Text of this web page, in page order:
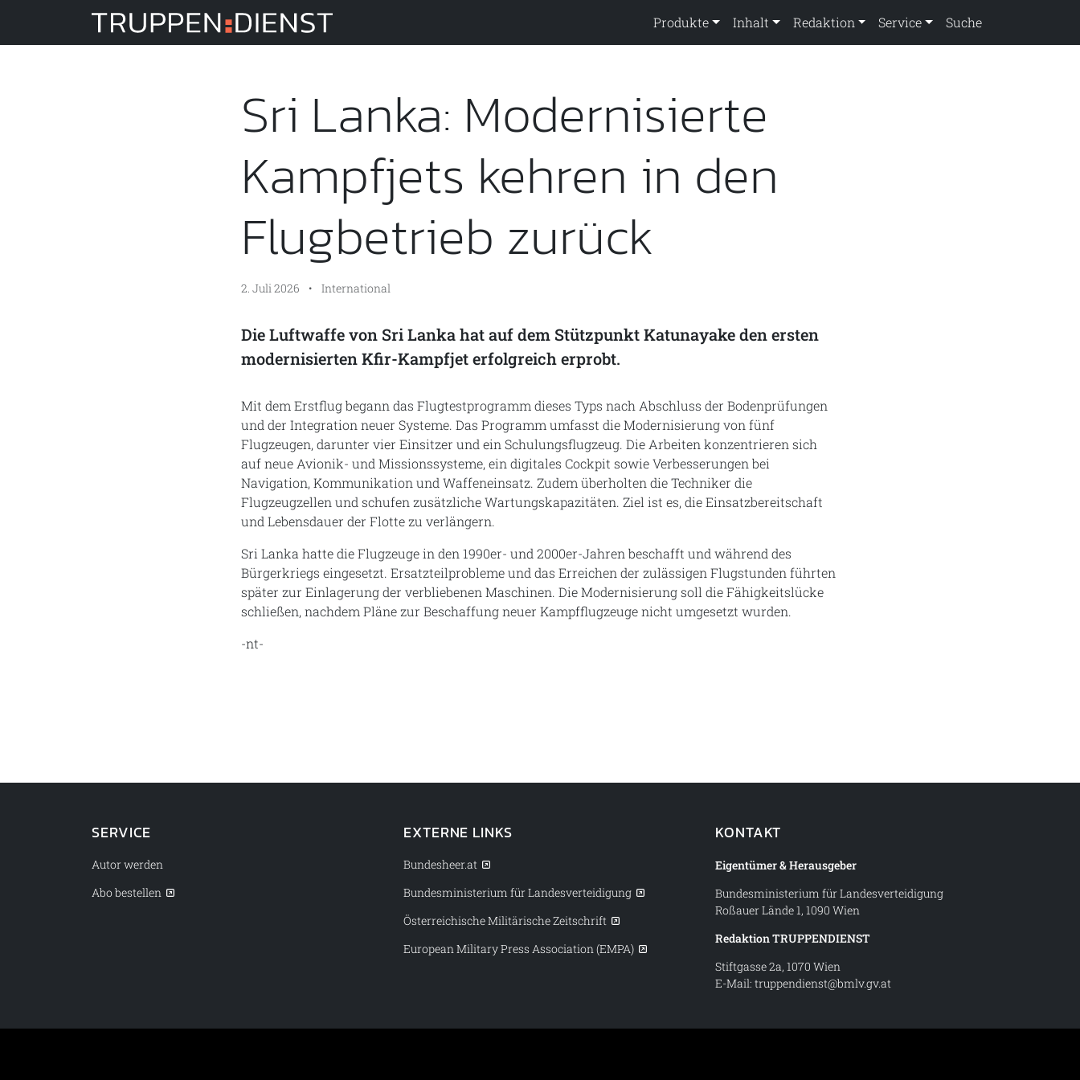
Truppendienst Produkte Inhalt Redaktion Service Suche
Sri Lanka: Modernisierte
Kampfjets kehren in den
Flugbetrieb zurück
2. Juli 2026 • International
Die Luftwaffe von Sri Lanka hat auf dem Stützpunkt Katunayake den ersten
modernisierten Kfir-Kampfjet erfolgreich erprobt.
Mit dem Erstflug begann das Flugtestprogramm dieses Typs nach Abschluss der Bodenprüfungen
und der Integration neuer Systeme. Das Programm umfasst die Modernisierung von fünf
Flugzeugen, darunter vier Einsitzer und ein Schulungsflugzeug. Die Arbeiten konzentrieren sich
auf neue Avionik- und Missionssysteme, ein digitales Cockpit sowie Verbesserungen bei
Navigation, Kommunikation und Waffeneinsatz. Zudem überholten die Techniker die
Flugzeugzellen und schufen zusätzliche Wartungskapazitäten. Ziel ist es, die Einsatzbereitschaft
und Lebensdauer der Flotte zu verlängern.
Sri Lanka hatte die Flugzeuge in den 1990er- und 2000er-Jahren beschafft und während des
Bürgerkriegs eingesetzt. Ersatzteilprobleme und das Erreichen der zulässigen Flugstunden führten
später zur Einlagerung der verbliebenen Maschinen. Die Modernisierung soll die Fähigkeitslücke
schließen, nachdem Pläne zur Beschaffung neuer Kampfflugzeuge nicht umgesetzt wurden.
-nt-
SERVICE
Autor werden
Abo bestellen
EXTERNE LINKS
Bundesheer.at
Bundesministerium für Landesverteidigung
Österreichische Militärische Zeitschrift
European Military Press Association (EMPA)
KONTAKT
Eigentümer & Herausgeber
Bundesministerium für Landesverteidigung
Roßauer Lände 1, 1090 Wien
Redaktion TRUPPENDIENST
Stiftgasse 2a, 1070 Wien
E-Mail: truppendienst@bmlv.gv.at